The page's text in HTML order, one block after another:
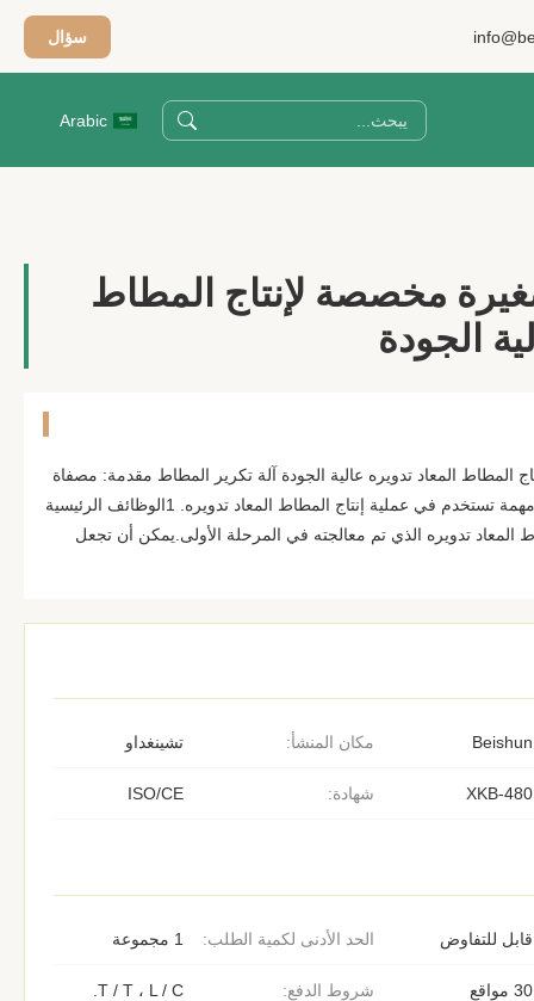
سؤال
Arabic
مخصصة لإنتاج المطاط
الجودة
المعاد تدويره عالية الجودة آلة تكرير المطاط مقدمة: مصفاة
المطاط المعاد تدويره هي معدات مهمة تستخدم في عملية إنتاج المطاط المعاد تدويره. 1الوظائف الرئيسية
المعاد تدويره الذي تم معالجته في المرحلة الأولى.يمكن أن تجعل
مكان المنشأ: تشينغداو Beishun
شهادة: ISO/CE XKB-480
الحد الأدنى لكمية الطلب: 1 مجموعة قابل للتفاوض
شروط الدفع: T / T ، L / C. 30 مواقع